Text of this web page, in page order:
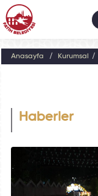
Anasayfa Kurumsal
Haberler